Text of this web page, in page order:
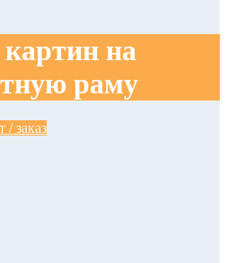
на
раму
/ заказ